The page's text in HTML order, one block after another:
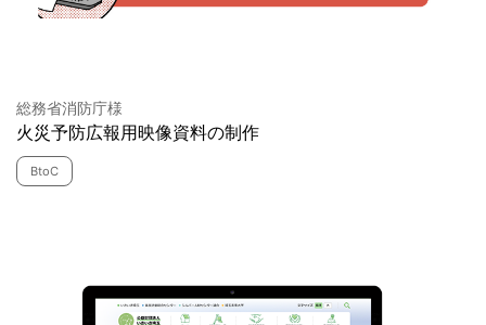
総務省消防庁様
火災予防広報用映像資料の制作
BtoC